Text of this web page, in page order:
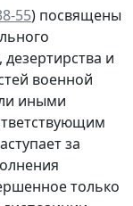
55) посвящены
и
военной
иными
за
только